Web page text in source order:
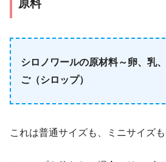
原料
シロノワールの原材料～卵、乳
ご（シロップ）
これは普通サイズも、ミニサイズも